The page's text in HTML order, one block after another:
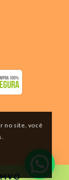
no site, você